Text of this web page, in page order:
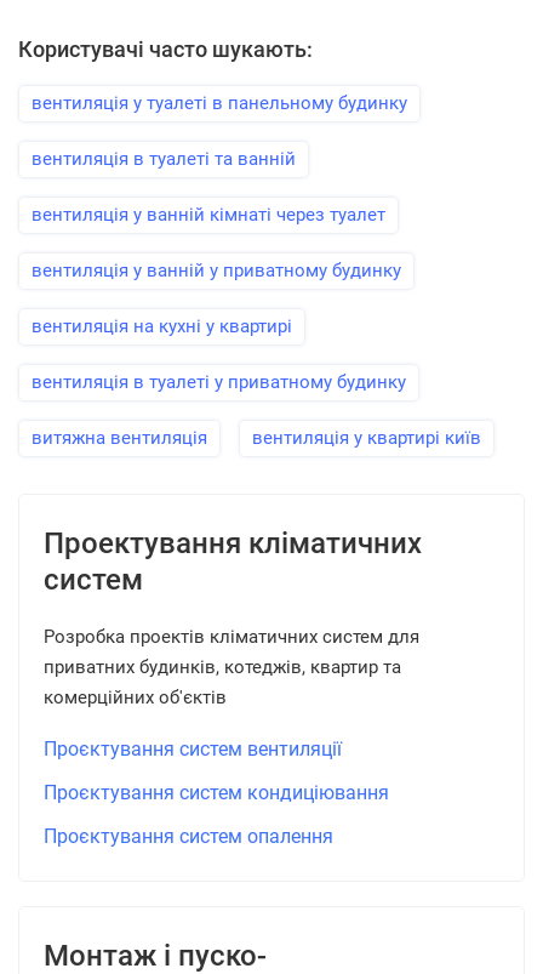
Користувачі часто шукають:
вентиляція у туалеті в панельному будинку
вентиляція в туалеті та ванній
вентиляція у ванній кімнаті через туалет
вентиляція у ванній у приватному будинку
вентиляція на кухні у квартирі
вентиляція в туалеті у приватному будинку
витяжна вентиляція вентиляція у квартирі київ
Проектування кліматичних
систем
Розробка проектів кліматичних систем для
приватних будинків, котеджів, квартир та
комерційних об'єктів
Проєктування систем вентиляції
Проєктування систем кондиціювання
Проєктування систем опалення
Монтаж і пуско-